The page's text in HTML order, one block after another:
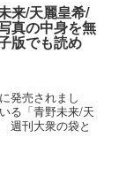
来/天麗皇希/
真の中身を無
版でも読め
発売されまし
る「青野未来/天
週刊大衆の袋と